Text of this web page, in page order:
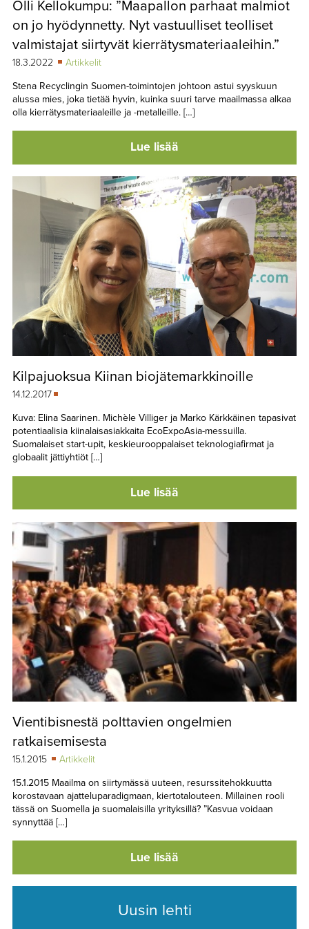
TAPAHTUMAT
YHTEYSTIEDOT
Olli Kellokumpu: ”Maapallon parhaat malmiot
on jo hyödynnetty. Nyt vastuulliset teolliset
valmistajat siirtyvät kierrätysmateriaaleihin.”
18.3.2022
Artikkelit
Stena Recyclingin Suomen-toimintojen johtoon astui syyskuun
alussa mies, joka tietää hyvin, kuinka suuri tarve maailmassa alkaa
olla kierrätysmateriaaleille ja -metalleille. […]
Lue lisää
Kilpajuoksua Kiinan biojätemarkkinoille
14.12.2017
Kuva: Elina Saarinen. Michèle Villiger ja Marko Kärkkäinen tapasivat
potentiaalisia kiinalaisasiakkaita EcoExpoAsia-messuilla.
Suomalaiset start-upit, keskieurooppalaiset teknologiafirmat ja
globaalit jättiyhtiöt […]
Lue lisää
Vientibisnestä polttavien ongelmien
ratkaisemisesta
15.1.2015
Artikkelit
15.1.2015 Maailma on siirtymässä uuteen, resurssitehokkuutta
korostavaan ajatteluparadigmaan, kiertotalouteen. Millainen rooli
tässä on Suomella ja suomalaisilla yrityksillä? ”Kasvua voidaan
synnyttää […]
Lue lisää
Uusin lehti